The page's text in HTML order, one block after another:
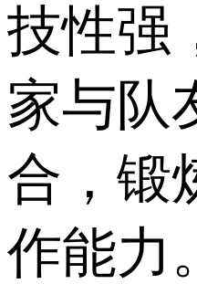
技性强
家与队
合，锻
作能力。